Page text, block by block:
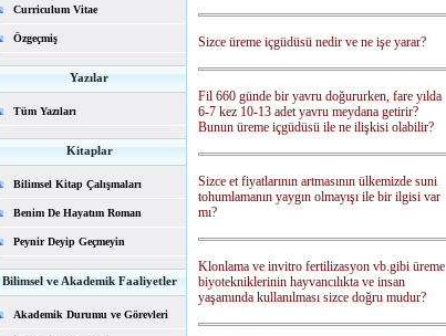
Curriculum Vitae
Özgeçmiş
Yazılar
Tüm Yazıları
Kitaplar
Bilimsel Kitap Çalışmaları
Benim De Hayatım Roman
Peynir Deyip Geçmeyin
Bilimsel ve Akademik Faaliyetler
Akademik Durumu ve Görevleri
Sizce üreme içgüdüsü nedir ve ne işe yarar?
Fil 660 günde bir yavru doğururken, fare yılda
6-7 kez 10-13 adet yavru meydana getirir?
Bunun üreme içgüdüsü ile ne ilişkisi olabilir?
Sizce et fiyatlarının artmasının ülkemizde suni
tohumlamanın yaygın olmayışı ile bir ilgisi var
mı?
Klonlama ve invitro fertilizasyon vb.gibi üreme
biyotekniklerinin hayvancılıkta ve insan
yaşamında kullanılması sizce doğru mudur?